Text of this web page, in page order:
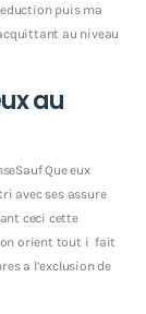
puis ma
au niveau
au
Que eux
avec ses assure
ceci cette
orient tout i fait
a l’exclusion de